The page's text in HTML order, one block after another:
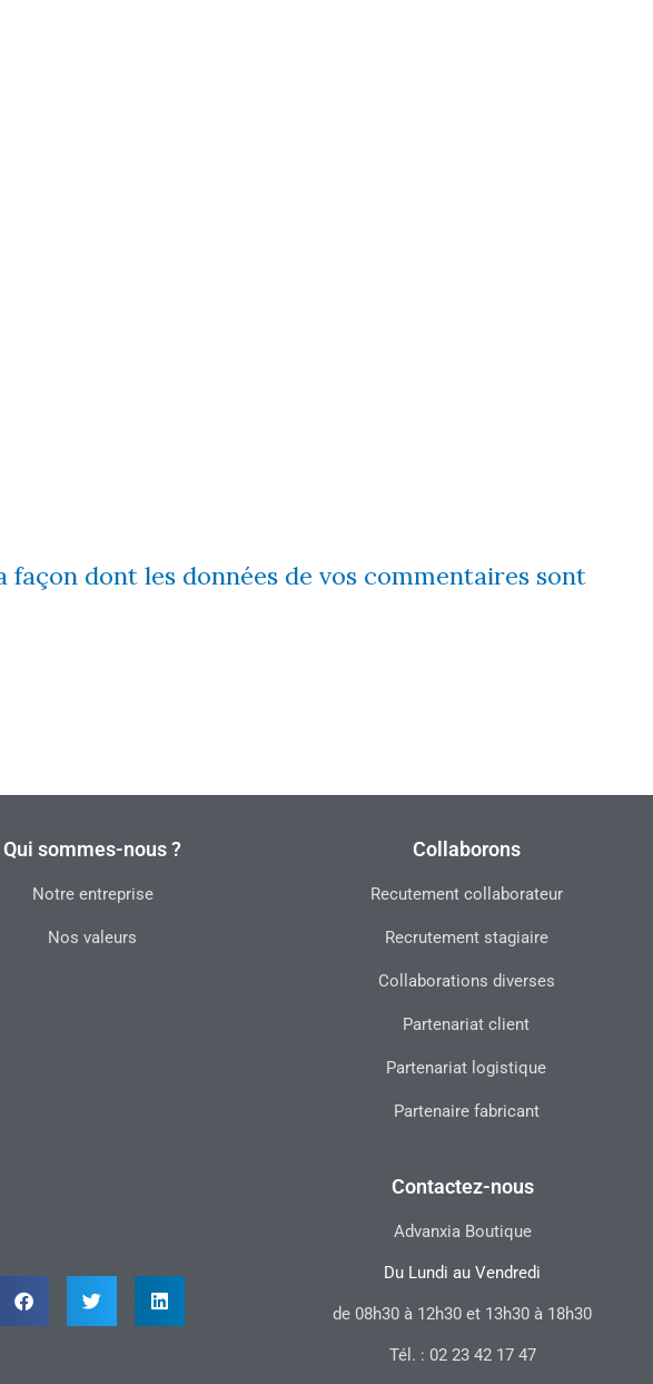
façon dont les données de vos commentaires sont
Qui sommes-nous ?
Notre entreprise
Nos valeurs
Collaborons
Recutement collaborateur
Recrutement stagiaire
Collaborations diverses
Partenariat client
Partenariat logistique
Partenaire fabricant
Contactez-nous
Advanxia Boutique
Du Lundi au Vendredi
de 08h30 à 12h30 et 13h30 à 18h30
Tél. : 02 23 42 17 47